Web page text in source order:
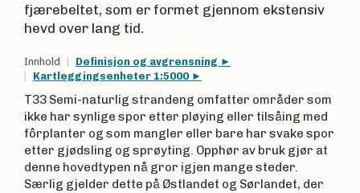
fjærebeltet, som er formet gjennom ekstensiv
hevd over lang tid.
Innhold
Definisjon og avgrensning
Kartleggingsenheter 1:5000
T33 Semi-naturlig strandeng omfatter områder som
ikke har synlige spor etter pløying eller tilsåing med
fôrplanter og som mangler eller bare har svake spor
etter gjødsling og sprøyting. Opphør av bruk gjør at
denne hovedtypen nå gror igjen mange steder.
Særlig gjelder dette på Østlandet og Sørlandet, der